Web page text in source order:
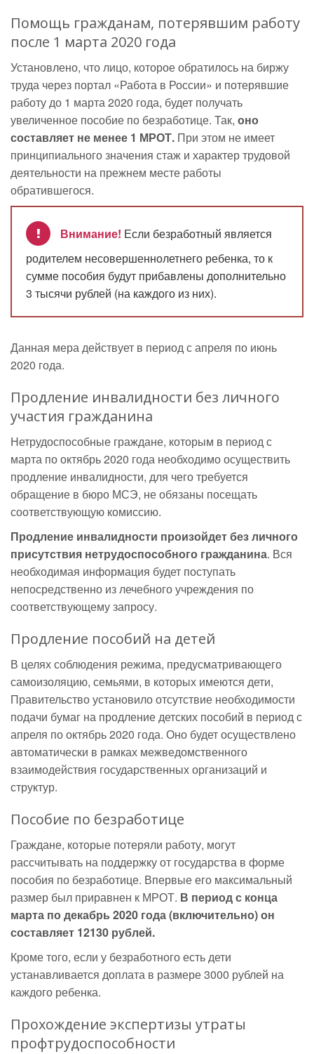
Помощь гражданам, потерявшим работу
после 1 марта 2020 года
Установлено, что лицо, которое обратилось на биржу
труда через портал «Работа в России» и потерявшие
работу до 1 марта 2020 года, будет получать
увеличенное пособие по безработице. Так, оно
составляет не менее 1 МРОТ. При этом не имеет
принципиального значения стаж и характер трудовой
деятельности на прежнем месте работы
обратившегося.
Внимание! Если безработный является
родителем несовершеннолетнего ребенка, то к
сумме пособия будут прибавлены дополнительно
3 тысячи рублей (на каждого из них).
Данная мера действует в период с апреля по июнь
2020 года.
Продление инвалидности без личного
участия гражданина
Нетрудоспособные граждане, которым в период с
марта по октябрь 2020 года необходимо осуществить
продление инвалидности, для чего требуется
обращение в бюро МСЭ, не обязаны посещать
соответствующую комиссию.
Продление инвалидности произойдет без личного
присутствия нетрудоспособного гражданина. Вся
необходимая информация будет поступать
непосредственно из лечебного учреждения по
соответствующему запросу.
Продление пособий на детей
В целях соблюдения режима, предусматривающего
самоизоляцию, семьями, в которых имеются дети,
Правительство установило отсутствие необходимости
подачи бумаг на продление детских пособий в период с
апреля по октябрь 2020 года. Оно будет осуществлено
автоматически в рамках межведомственного
взаимодействия государственных организаций и
структур.
Пособие по безработице
Граждане, которые потеряли работу, могут
рассчитывать на поддержку от государства в форме
пособия по безработице. Впервые его максимальный
размер был приравнен к МРОТ. В период с конца
марта по декабрь 2020 года (включительно) он
составляет 12130 рублей.
Кроме того, если у безработного есть дети
устанавливается доплата в размере 3000 рублей на
каждого ребенка.
Прохождение экспертизы утраты
профтрудоспособности